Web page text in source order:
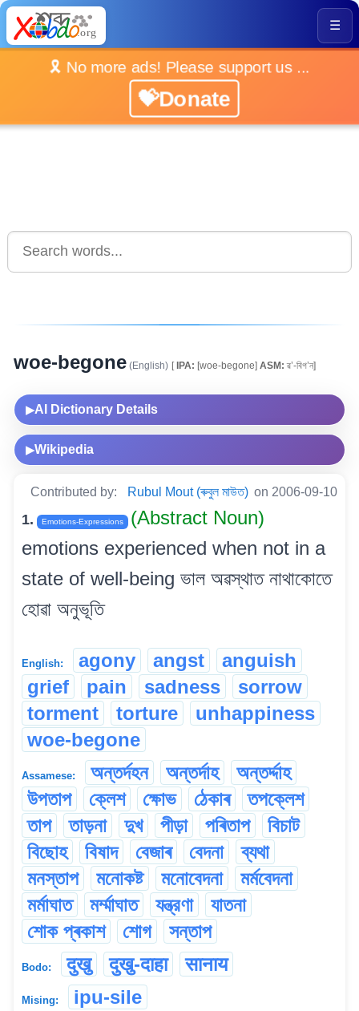
☰
🎗️ No more ads! Please support us ...
💝Donate
woe-begone (English) [IPA: [woe-begone] ASM: ৱ’-বিগ’ন]
▶AI Dictionary Details
▶Wikipedia
Contributed by: Rubul Mout (ৰুবুল মাউত) on 2006-09-10
1. Emotions-Expressions
(Abstract Noun)
emotions experienced when not in a
state of well-being ভাল অৱস্থাত নাথাকোতে
হোৱা অনুভূতি
English: agony angst
anguish
grief
pain sadness
sorrow
torment
torture
unhappiness
woe-begone
Assamese: অন্তৰ্দহন অন্তৰ্দাহ
অন্তৰ্দ্দাহ
উপতাপ
ক্লেশ ক্ষোভ ঠেকাৰ
তপক্লেশ
তাপ
তাড়না দুখ পীড়া পৰিতাপ
বিচাট
বিছোহ
বিষাদ বেজাৰ বেদনা
ব্যথা
মনস্তাপ
মনোকষ্ট মনোবেদনা
মৰ্মবেদনা
মৰ্মাঘাত
মৰ্ম্মাঘাত যন্ত্রণা
যাতনা
শোক প্ৰকাশ
শোগ সন্তাপ
Bodo: दुखु दुखु-दाहा सानाय
Mising: ipu-sile